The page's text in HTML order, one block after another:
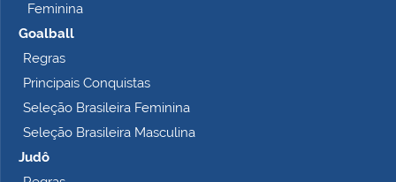
Feminina
Goalball
Regras
Principais Conquistas
Seleção Brasileira Feminina
Seleção Brasileira Masculina
Judô